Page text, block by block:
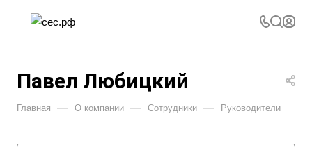
Павел Любицкий
Главная — О компании — Сотрудники — Руководители